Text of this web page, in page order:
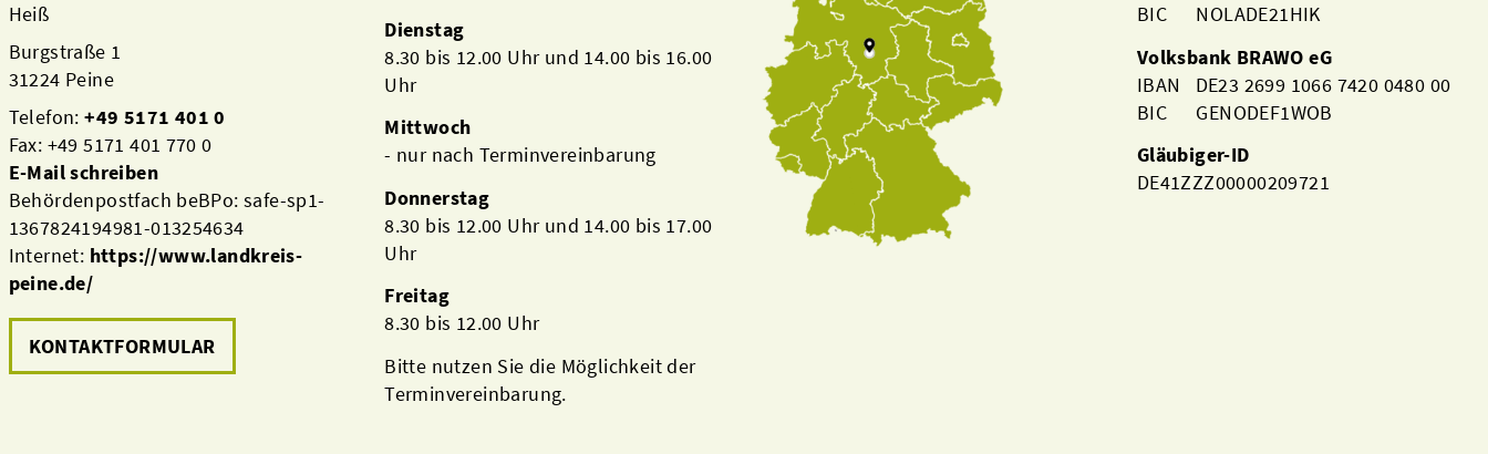
Heiß
Burgstraße 1
31224 Peine
Telefon:+49 5171 401 0
Fax: +49 5171 401 770 0
E-Mail schreiben
Behördenpostfach beBPo: safe-sp1-
1367824194981-013254634
Internet: https://www.landkreis-
peine.de/
KONTAKTFORMULAR
Dienstag
8.30 bis 12.00 Uhr und 14.00 bis 16.00
Uhr
Mittwoch
- nur nach Terminvereinbarung
Donnerstag
8.30 bis 12.00 Uhr und 14.00 bis 17.00
Uhr
Freitag
8.30 bis 12.00 Uhr
Bitte nutzen Sie die Möglichkeit der
Terminvereinbarung.
BIC NOLADE21HIK
Volksbank BRAWO eG
IBAN DE23 2699 1066 7420 0480 00
BIC GENODEF1WOB
Gläubiger-ID
DE41ZZZ00000209721